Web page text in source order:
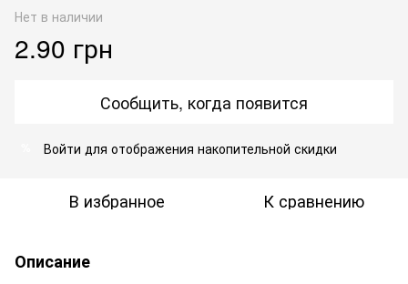
Нет в наличии
2.90 грн
Сообщить, когда появится
Войти для отображения накопительной скидки
В избранное К сравнению
Описание